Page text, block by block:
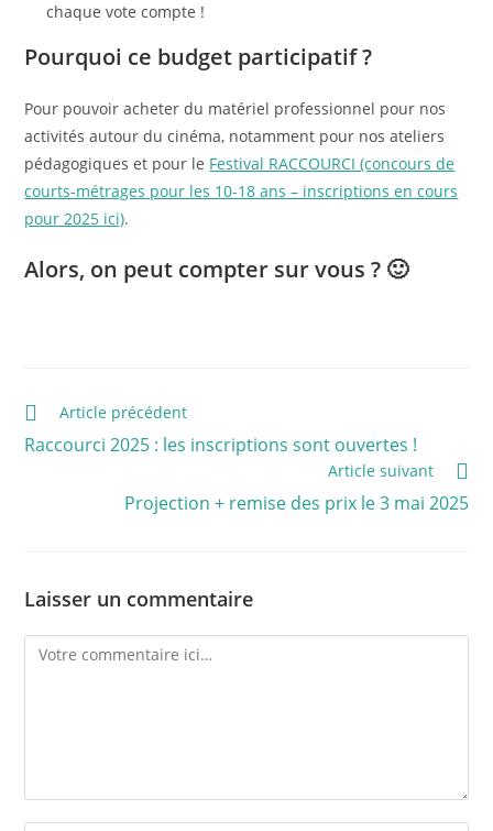
chaque vote compte !
Pourquoi ce budget participatif ?
Pour pouvoir acheter du matériel professionnel pour nos
activités autour du cinéma, notamment pour nos ateliers
pédagogiques et pour le Festival RACCOURCI (concours de
courts-métrages pour les 10-18 ans – inscriptions en cours
pour 2025 ici).
Alors, on peut compter sur vous ? 🙂
Article précédent
Raccourci 2025 : les inscriptions sont ouvertes !
Article suivant
Projection + remise des prix le 3 mai 2025
Laisser un commentaire